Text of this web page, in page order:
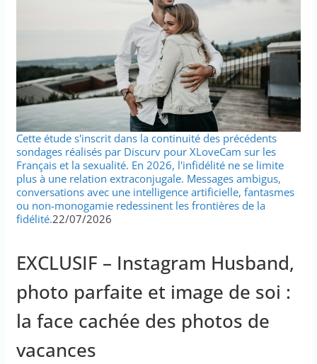
Cette étude s'inscrit dans la continuité des précédents
sondages réalisés par Discurv pour XLoveCam sur les
Français et la sexualité. En 2026, l'infidélité ne se limite
plus à une relation extraconjugale. Messages ambigus,
conversations avec une intelligence artificielle, fantasmes
ou non-monogamie redessinent les frontières de la
fidélité.22/07/2026
EXCLUSIF – Instagram Husband,
photo parfaite et image de soi :
la face cachée des photos de
vacances